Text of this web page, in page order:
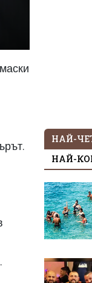
НАЙ-
НАЙ-